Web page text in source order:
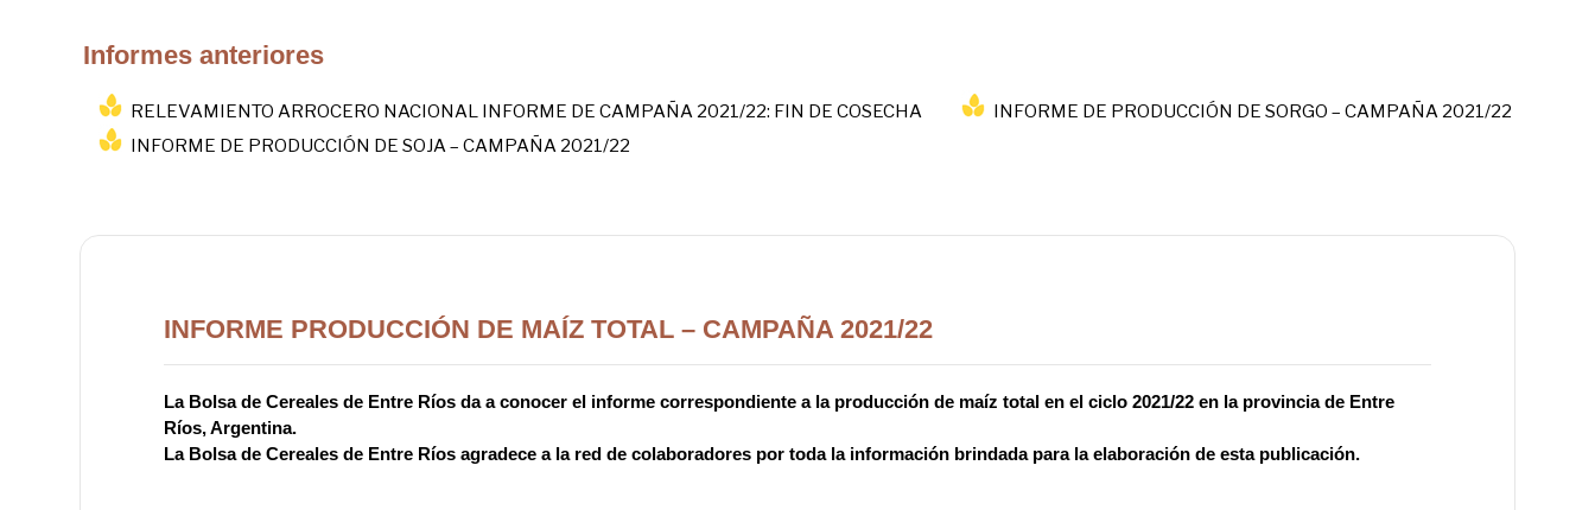
Informes anteriores
RELEVAMIENTO ARROCERO NACIONAL INFORME DE CAMPAÑA 2021/22: FIN DE COSECHA
INFORME DE PRODUCCIÓN DE SORGO – CAMPAÑA 2021/22
INFORME DE PRODUCCIÓN DE SOJA – CAMPAÑA 2021/22
INFORME PRODUCCIÓN DE MAÍZ TOTAL – CAMPAÑA 2021/22
La Bolsa de Cereales de Entre Ríos da a conocer el informe correspondiente a la producción de maíz total en el ciclo 2021/22 en la provincia de Entre
Ríos, Argentina.
La Bolsa de Cereales de Entre Ríos agradece a la red de colaboradores por toda la información brindada para la elaboración de esta publicación.